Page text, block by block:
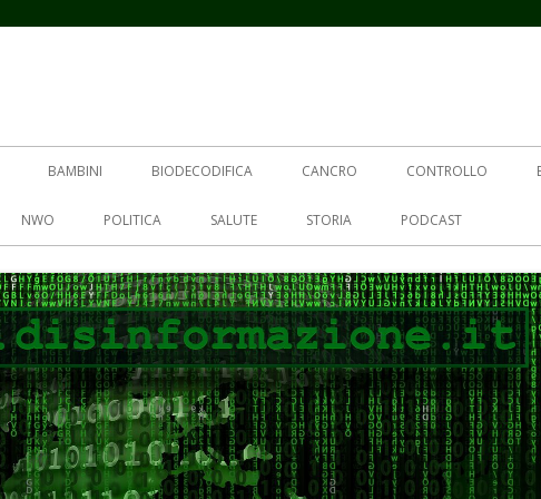
BAMBINI BIODECODIFICA CANCRO CONTROLLO
NWO POLITICA SALUTE STORIA PODCAST